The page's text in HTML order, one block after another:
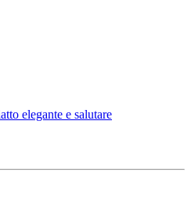
elegante e salutare